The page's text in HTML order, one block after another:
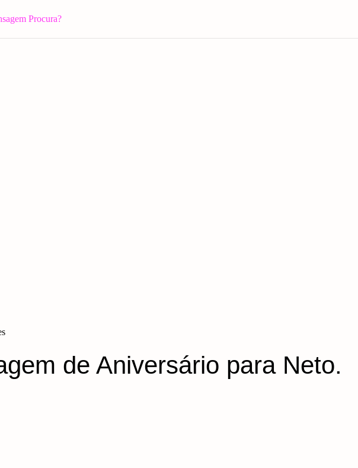
de Aniversário para Neto.